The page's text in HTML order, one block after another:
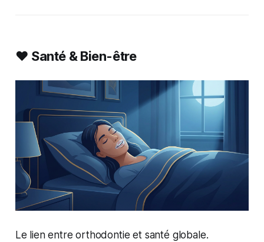
❤️ Santé & Bien-être
Le lien entre orthodontie et santé globale.